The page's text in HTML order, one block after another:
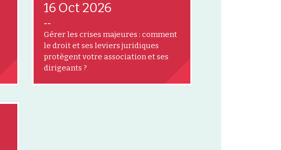
16 Oct 2026
--
Gérer les crises majeures : comment
le droit et ses leviers juridiques
protègent votre association et ses
dirigeants ?